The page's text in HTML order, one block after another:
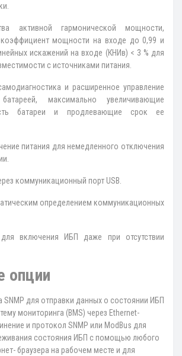
активной гармонической мощности,
мощности на входе до 0,99 и
искажений на входе (КНИв) < 3 % для
с источниками питания.
и расширенное управление
батареей, максимально увеличивающие
батареи и продлевающие срок ее
питания для немедленного отключения
коммуникационный порт USB.
определением коммуникационных
включения ИБП даже при отсутствии
опции
SNMP для отправки данных о состоянии ИБП
мониторинга (BMS) через Ethernet-
и протокол SNMP или ModBus для
состояния ИБП с помощью любого
браузера на рабочем месте и для